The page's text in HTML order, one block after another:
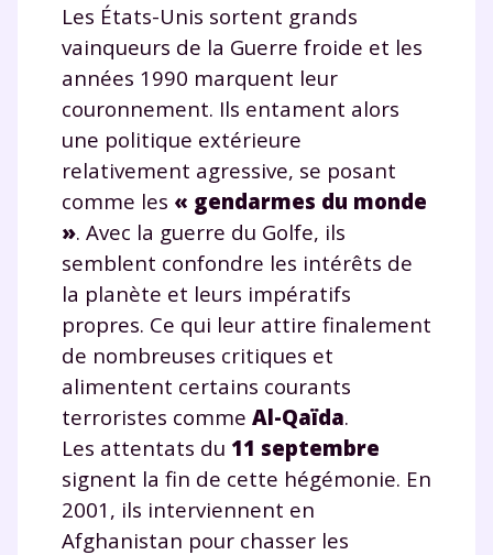
Les États-Unis sortent grands
vainqueurs de la Guerre froide et les
années 1990 marquent leur
couronnement. Ils entament alors
une politique extérieure
relativement agressive, se posant
comme les « gendarmes du monde
». Avec la guerre du Golfe, ils
semblent confondre les intérêts de
la planète et leurs impératifs
propres. Ce qui leur attire finalement
de nombreuses critiques et
alimentent certains courants
terroristes comme Al-Qaïda.
Les attentats du 11 septembre
signent la fin de cette hégémonie. En
2001, ils interviennent en
Afghanistan pour chasser les